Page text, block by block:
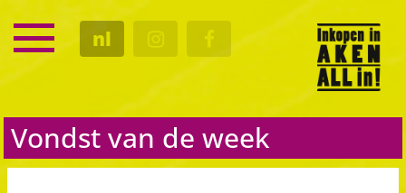
nl
SERVICE
KALENDER
Vondst van de week